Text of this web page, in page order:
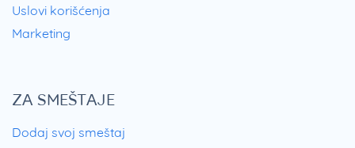
Uslovi korišćenja
Marketing
ZA SMEŠTAJE
Dodaj svoj smeštaj